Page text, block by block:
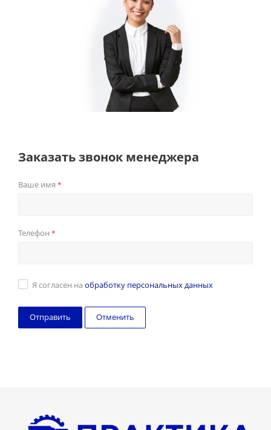
Заказать звонок менеджера
Ваше имя *
Телефон *
Я согласен на обработку персональных данных
Отменить